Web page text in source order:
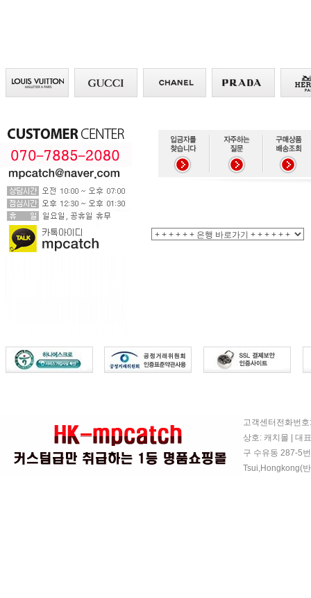
고객센터전화번
상호: 캐치몰 | 대
구 수유동 287-5
Tsui,Hongkong(